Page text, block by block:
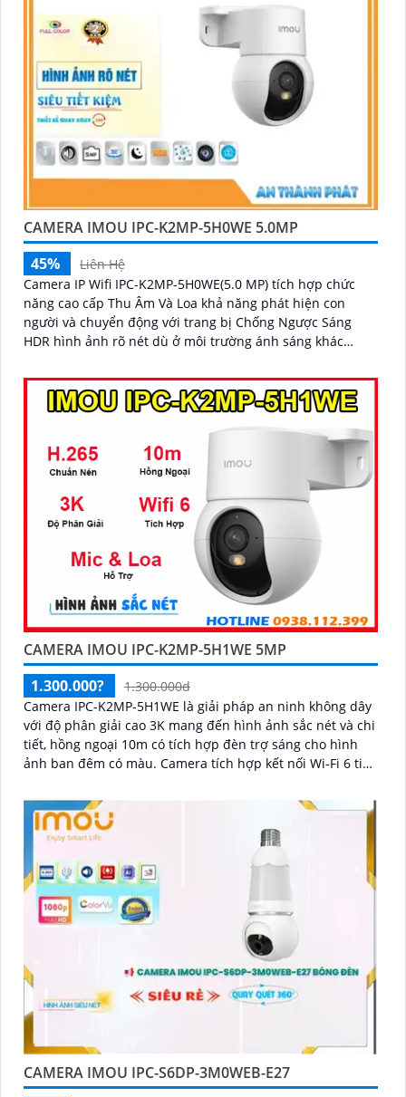
CAMERA IMOU IPC-K2MP-5H0WE 5.0MP
45%
Liên Hệ
Camera IP Wifi IPC-K2MP-5H0WE(5.0 MP) tích hợp chức
năng cao cấp Thu Âm Và Loa khả năng phát hiện con
người và chuyển động với trang bị Chống Ngược Sáng
HDR hình ảnh rõ nét dù ở môi trường ánh sáng khác
đêm mang lại hình ảnh sắc nét
CAMERA IMOU IPC-K2MP-5H1WE 5MP
1.300.000?
1.300.000d
Camera IPC-K2MP-5H1WE là giải pháp an ninh không dây
với độ phân giải cao 3K mang đến hình ảnh sắc nét và chi
tiết, hồng ngoại 10m có tích hợp đèn trợ sáng cho hình
ảnh ban đêm có màu. Camera tích hợp kết nối Wi-Fi 6 tiện
CAMERA IMOU IPC-S6DP-3M0WEB-E27